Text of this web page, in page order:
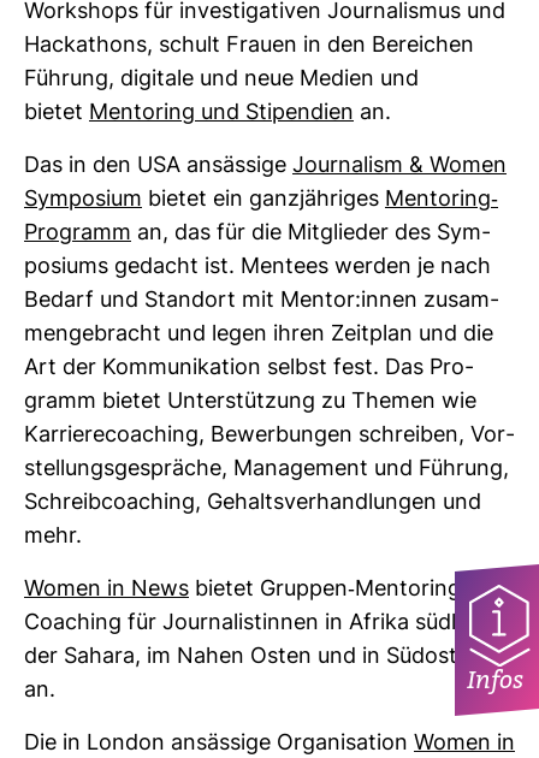
Work­shops für inves­ti­ga­tiven Jour­na­lismus und
Hacka­thons, schult Frauen in den Berei­chen
Füh­rung, digi­tale und neue Medien und
bietet Men­to­ring und Sti­pen­dien an.
Das in den USA ansäs­sige Jour­na­lism & Women
Sym­po­sium bietet ein ganz­jäh­riges Men­to­ring-​
Pro­gramm an, das für die Mit­glieder des Sym­
po­siums gedacht ist. Men­tees werden je nach
Bedarf und Standort mit Mentor:innen zusam­
men­ge­bracht und legen ihren Zeit­plan und die
Art der Kom­mu­ni­ka­tion selbst fest. Das Pro­
gramm bietet Unter­stüt­zung zu Themen wie
Kar­rie­re­coa­ching, Bewer­bungen schreiben, Vor­
stel­lungs­ge­spräche, Manage­ment und Füh­rung,
Schreib­coa­ching, Gehalts­ver­hand­lungen und
mehr.
Women in News bietet Gruppen-​Men­to­ring und
Coa­ching für Jour­na­lis­tinnen in Afrika süd­lich
der Sahara, im Nahen Osten und in Süd­ost­asien
an.
Die in London ansäs­sige Orga­ni­sa­tion Women in
Infos